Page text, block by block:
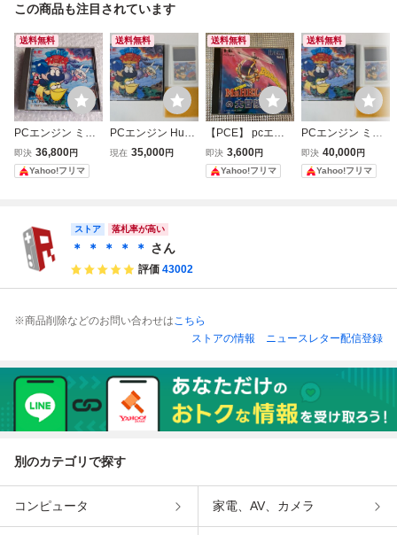
この商品も注目されています
送料無料
PCエンジン ミズ
バク大冒険 HuCA
RD PCE TAITO
即決 36,800円
Yahoo!フリマ
送料無料
PCエンジン HuC
ARD ミズバク大
現在 35,000円
送料無料
【PCE】 pcエン
ジン Mr.HELIの大
冒険
即決 3,600円
Yahoo!フリマ
送料無料
PCエンジン ミズ
バク大冒険 TAITO
CORPORATION 1
993年
即決 40,000円
Yahoo!フリマ
ストア 落札率が高い
＊ ＊ ＊ ＊ ＊ さん
評価 43002
※商品削除などのお問い合わせはこちら
ストアの情報
ニュースレター配信登録
別のカテゴリで探す
コンピュータ 家電、AV、カメラ